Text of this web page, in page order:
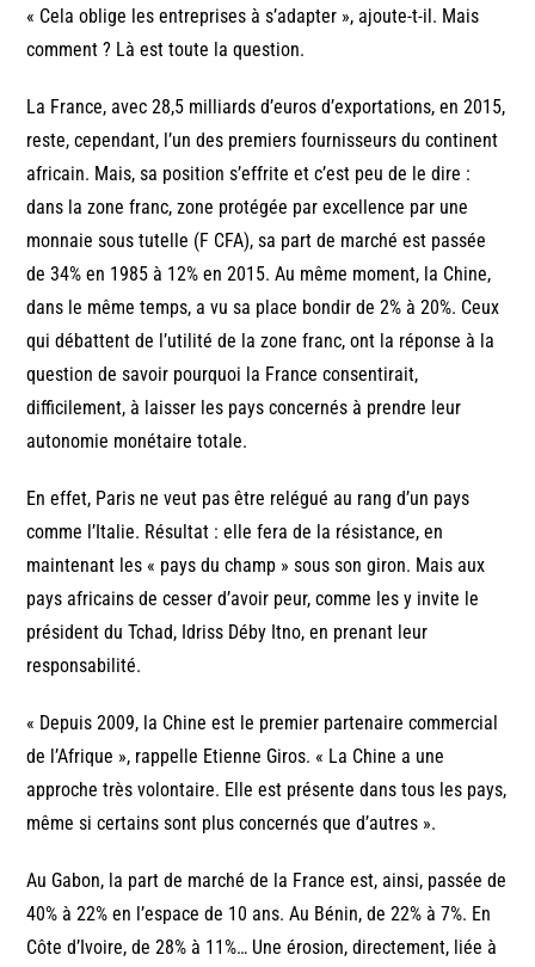
« Cela oblige les entreprises à s’adapter », ajoute-t-il. Mais
comment ? Là est toute la question.
La France, avec 28,5 milliards d’euros d’exportations, en 2015,
reste, cependant, l’un des premiers fournisseurs du continent
africain. Mais, sa position s’effrite et c’est peu de le dire :
dans la zone franc, zone protégée par excellence par une
monnaie sous tutelle (F CFA), sa part de marché est passée
de 34% en 1985 à 12% en 2015. Au même moment, la Chine,
dans le même temps, a vu sa place bondir de 2% à 20%. Ceux
qui débattent de l’utilité de la zone franc, ont la réponse à la
question de savoir pourquoi la France consentirait,
difficilement, à laisser les pays concernés à prendre leur
autonomie monétaire totale.
En effet, Paris ne veut pas être relégué au rang d’un pays
comme l’Italie. Résultat : elle fera de la résistance, en
maintenant les « pays du champ » sous son giron. Mais aux
pays africains de cesser d’avoir peur, comme les y invite le
président du Tchad, Idriss Déby Itno, en prenant leur
responsabilité.
« Depuis 2009, la Chine est le premier partenaire commercial
de l’Afrique », rappelle Etienne Giros. « La Chine a une
approche très volontaire. Elle est présente dans tous les pays,
même si certains sont plus concernés que d’autres ».
Au Gabon, la part de marché de la France est, ainsi, passée de
40% à 22% en l’espace de 10 ans. Au Bénin, de 22% à 7%. En
Côte d’Ivoire, de 28% à 11%… Une érosion, directement, liée à